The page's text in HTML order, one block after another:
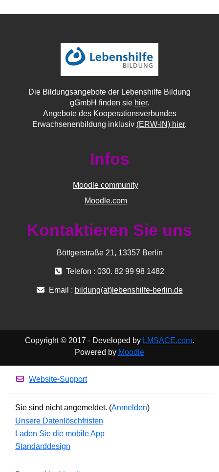
Die Bildungsangebote der Lebenshilfe Bildung
gGmbH finden sie hier.
Angebote des Kooperationsverbundes
Erwachsenenbildung inklusiv (ERW-IN) hier.
Infos
Moodle community
Moodle.com
Kontaktieren Sie uns
Böttgerstraße 21, 13357 Berlin
Telefon : 030. 82 99 98 1482
Email : bildung(at)lebenshilfe-berlin.de
Copyright © 2017 - Developed by LMSACE.com.
Powered by Moodle
Website-Support
Sie sind nicht angemeldet. (Anmelden)
Unsere Datenlöschfristen
Laden Sie die mobile App
Standarddesign